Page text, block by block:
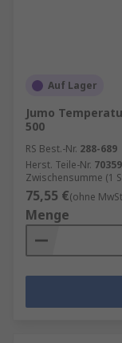
Auf Lager
Jumo
500
RS Best.-Nr. 288-689
Herst. Teile-Nr.
Zwischensumme (1
75,55 €(ohne
Menge